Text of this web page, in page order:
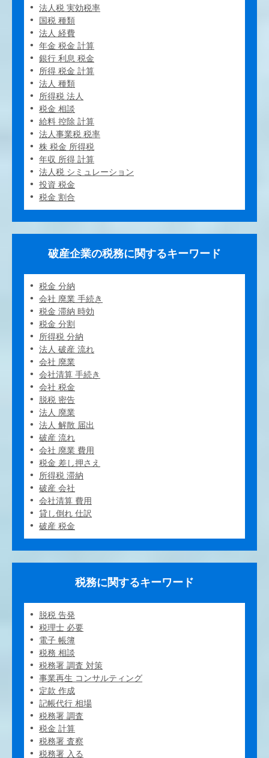
法人税 実効税率
国税 種類
法人 経費
年金 税金 計算
銀行 利息 税金
所得 税金 計算
法人 種類
所得税 法人
税金 相談
給料 控除 計算
法人事業税 税率
株 税金 所得税
年収 所得 計算
法人税 シミュレーション
投資 税金
税金 割合
破産企業の税務に関するキーワード
税金 分納
会社 廃業 手続き
税金 滞納 時効
税金 分割
所得税 分納
法人 破産 流れ
会社 廃業
会社清算 手続き
会社 税金
脱税 密告
法人 廃業
法人 解散 届出
破産 流れ
会社 廃業 費用
税金 差し押さえ
所得税 滞納
破産 会社
会社清算 費用
貸し倒れ 仕訳
破産 税金
税務に関するキーワード
脱税 告発
税理士 必要
電子 帳簿
税務 相談
税務署 調査 対策
事業再生 コンサルティング
定款 作成
記帳代行 相場
税務署 調査
税金 計算
税務署 査察
税務署 入る